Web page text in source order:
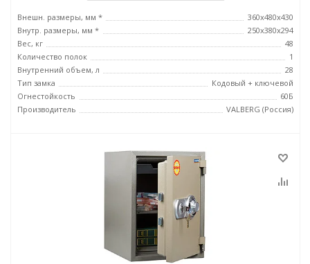
Внешн. размеры, мм *
360x480x430
Внутр. размеры, мм *
250х380х294
Вес, кг
48
Количество полок
1
Внутренний объем, л
28
Тип замка
Кодовый + ключевой
Огнестойкость
60Б
Производитель
VALBERG (Россия)